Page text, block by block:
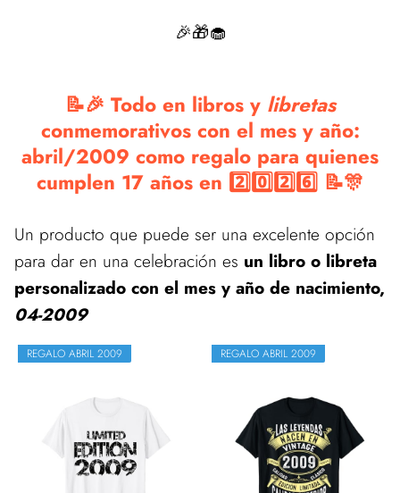
🎉🎁🧁
📝🎉 Todo en libros y libretas
conmemorativos con el mes y año:
abril/2009 como regalo para quienes
cumplen 17 años en 2️⃣0️⃣2️⃣6️⃣ 📝🎊
Un producto que puede ser una excelente opción
para dar en una celebración es un libro o libreta
personalizado con el mes y año de nacimiento,
04-2009
REGALO ABRIL 2009 REGALO ABRIL 2009